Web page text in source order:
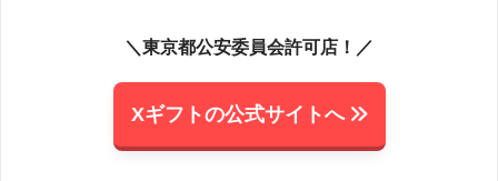
＼東京都公安委員会許可店！／
Xギフトの公式サイトへ